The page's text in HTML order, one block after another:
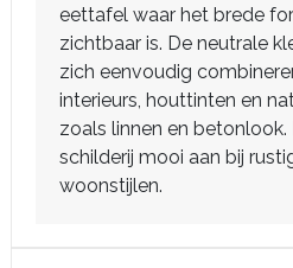
eettafel waar het brede
zichtbaar is. De neutrale
zich eenvoudig
interieurs, houttinten en
zoals linnen en
schilderij mooi aan bij
woonstijlen.